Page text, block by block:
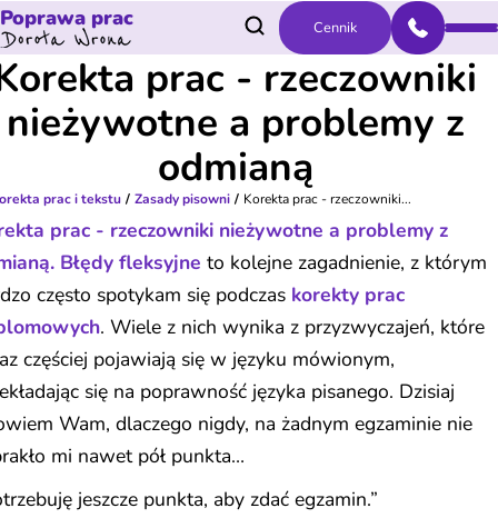
Poprawa prac Cennik
prac - rzeczowniki
nieżywotne a problemy z
odmianą
prac i tekstu Zasady pisowni Korekta prac - rzeczowniki...
prac - rzeczowniki nieżywotne a problemy z
Błędy fleksyjne to kolejne zagadnienie, z którym
często spotykam się podczas korekty prac
. Wiele z nich wynika z przyzwyczajeń, które
częściej pojawiają się w języku mówionym,
się na poprawność języka pisanego. Dzisiaj
Wam, dlaczego nigdy, na żadnym egzaminie nie
mi nawet pół punkta…
jeszcze punkta, aby zdać egzamin.”